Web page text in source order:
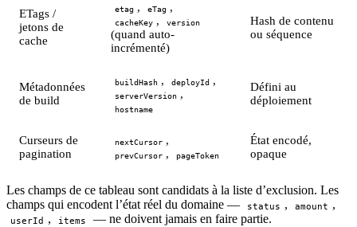
ETags /
jetons de
cache
etag , eTag ,
cacheKey , version
(quand auto-
incrémenté)
Hash de contenu
ou séquence
Métadonnées
de build
buildHash , deployId ,
serverVersion ,
hostname
Défini au
déploiement
Curseurs de
pagination
nextCursor ,
prevCursor , pageToken
État encodé,
opaque
Les champs de ce tableau sont candidats à la liste d’exclusion. Les
champs qui encodent l’état réel du domaine —
status , amount ,
userId , items
— ne doivent jamais en faire partie.